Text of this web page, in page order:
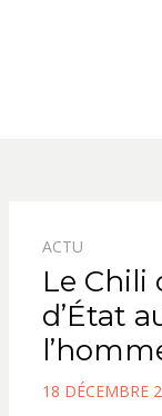
ACTU
Le Chili
d’État
POSTED
18 DÉCEMBRE